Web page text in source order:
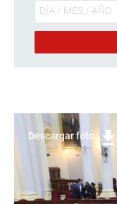
Descargar foto